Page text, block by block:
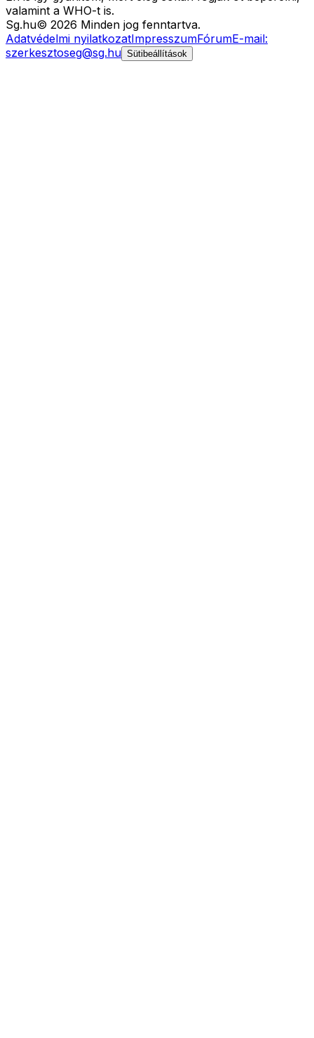
valamint a WHO-t is.
Sg.hu© 2026 Minden jog fenntartva.
Adatvédelmi nyilatkozatImpresszumFórumE-mail:
szerkesztoseg@sg.hu Sütibeállítások